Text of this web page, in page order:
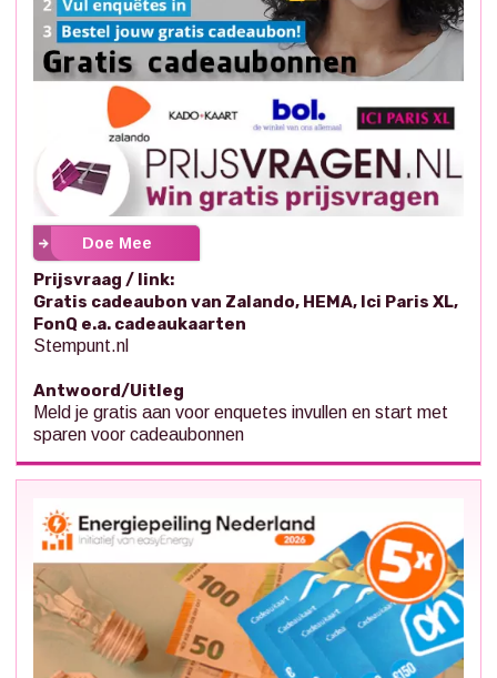
Doe Mee
Prijsvraag / link:
Gratis cadeaubon van Zalando, HEMA, Ici Paris XL,
FonQ e.a. cadeaukaarten
Stempunt.nl
Antwoord/Uitleg
Meld je gratis aan voor enquetes invullen en start met
sparen voor cadeaubonnen